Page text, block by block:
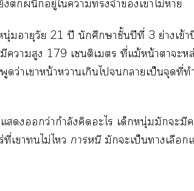
ผนึกอยู่ใาจำเาไม่า
นุ่มอายุวัย 21 ปี นักศึกษาชั้นปีที่ 3 ย่างเข้
าสูง 179 เซนติเมตร ที่แม้หน้าาะห
ดว่าเาหน้าาเกินไาเป็นจุดที่ท
ว่ากำลังคิดะไ เด็กหนุ่มมักะมี
เาไม่ไ าหนีมักะเป็นาเลือก